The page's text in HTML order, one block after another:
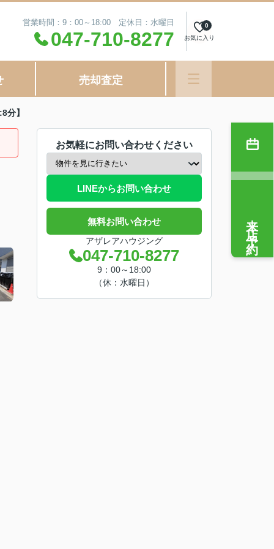
営業時間：9：00～18:00 定休日：水曜日
047-710-8277 お気に入り
0
売却査定
分】
お気軽にお問い合わせください
LINEからお問い合わせ
無料お問い合わせ
アザレアハウジング
047-710-8277
9：00～18:00
（休：水曜日）
来店予約